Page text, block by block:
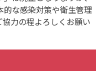
な感染対策や衛生管理
力の程よろしくお願い